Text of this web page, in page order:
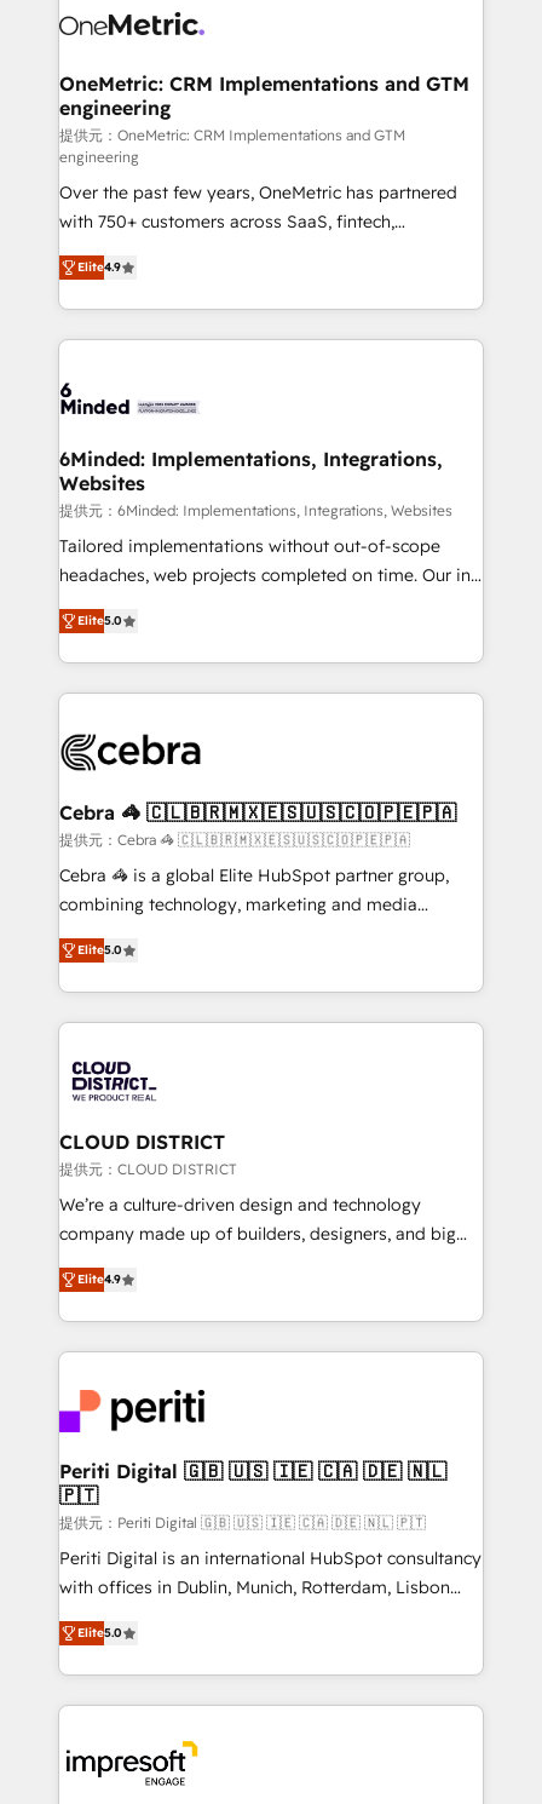
operational know-how. We know that no two
solutions. Instead, we dive in to understand your
needs, goals, and challenges to deliver solutions that
fit like a glove. We’re committed to being both
highly effective and fun to work with. We believe in
efficient processes, as well as building great
relationships. Your success is our success, and we’re
all in this together! From startup to enterprise, we’ll
make sure your HubSpot setup becomes a
powerhouse of productivity, so you can focus on
what matters most: growing your business and
smarter for you!
OneMetric: CRM Implementations and GTM
engineering
提供元：OneMetric: CRM Implementations and GTM
engineering
Over the past few years, OneMetric has partnered
with 750+ customers across SaaS, fintech,
healthcare, real estate, and other industries. With
150+ HubSpot-certified experts, we deliver scalable
solutions to complex GTM and RevOps challenges.
Our Expertise 🔹 Onboarding & Implementation:
tailored to your GTM motion. 🔹 Migrations: Move
downtime. 🔹 RevOps Strategy: Align teams,
processes, and data to drive revenue efficiency. 🔹
Integrations: Connect HubSpot with your tech stack
for better adoption. 🔹 Custom Solutions: Build
tailored apps, workflows, and configurations. We are
our commitment to data security and compliance. At
OneMetric, we help revenue teams focus on the
Elite4.9
6Minded: Implementations, Integrations,
Websites
提供元：6Minded: Implementations, Integrations, Websites
Tailored implementations without out-of-scope
headaches, web projects completed on time. Our in-
house team of certified CRM architects, experts,
developers, designers, and marketers handles all
aspects of your HubSpot. ✨ 400+ global clients ✨
100+ seamless migrations from 15+ different CRMs
implementations, and 5,000+ pages ✨ CS: Clients
CS: 245% organic growth & +751% new visitors for a
full-funnel HubSpot project ✨ CS: 415% conversion
boost with a new HubSpot site Recognized leaders:
🏆 HubSpot Platform Migration Impact Award 🏆
Inbound Campaign of the Year 🏆 Gold AVA Digital
Award for Best Website 🌟 Accreditations: CRM
Elite5.0
Cebra 🦓 🇨🇱🇧🇷🇲🇽🇪🇸🇺🇸🇨🇴🇵🇪🇵🇦
提供元：Cebra 🦓 🇨🇱🇧🇷🇲🇽🇪🇸🇺🇸🇨🇴🇵🇪🇵🇦
Cebra 🦓 is a global Elite HubSpot partner group,
combining technology, marketing and media
expertise across Latin America and Southern
Europe, with teams across 7 countries. Born in Chile,
we combine local insight with international reach to
help businesses grow through technology, creativity,
500+ HubSpot implementations, building end-to-
end solutions that integrate CRM, AI automation,
inbound and loop marketing, content, and digital
creativity. Our multicultural team works in Spanish,
Portuguese, and English to design scalable strategies
that drive measurable growth. 🌎 Highlights: • 10+
Platform Migration Excellence. • Top 3 Partner of the
Year LATAM 2022, 2023, 2024, 2025. • Partner of the
business with HubSpot? Let Cebra’s experts help
you grow faster, smarter, and with impact.
Elite5.0
CLOUD DISTRICT
提供元：CLOUD DISTRICT
We’re a culture-driven design and technology
company made up of builders, designers, and big
thinkers. We blend strategy, design, and
development—always fueled by curiosity—to turn
ideas, opportunities, and challenges into meaningful
experiences. To us, technology is more than just
and—most importantly—simple. That’s why we lean
into bold ideas and shape them into thoughtful
products and strategies that actually make a
difference.
Elite4.9
Periti Digital 🇬🇧 🇺🇸 🇮🇪 🇨🇦 🇩🇪 🇳🇱
🇵🇹
提供元：Periti Digital 🇬🇧 🇺🇸 🇮🇪 🇨🇦 🇩🇪 🇳🇱 🇵🇹
Periti Digital is an international HubSpot consultancy
with offices in Dublin, Munich, Rotterdam, Lisbon
and New York. 🔎 We are focused on enhancing
revenue-generation strategies for clients through
complete integration of core business processes
and systems (such as ERP and e-commerce
results. 🎯 We present a solution-centric approach
and we're focused on HubSpot. We work with some
Elite5.0